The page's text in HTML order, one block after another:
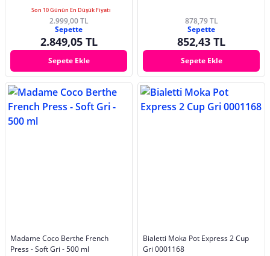
Son 10 Günün En Düşük Fiyatı
2.999,00 TL
Sepette
2.849,05 TL
Sepete Ekle
878,79 TL
Sepette
852,43 TL
Sepete Ekle
Madame Coco Berthe French
Press - Soft Gri - 500 ml
Bialetti Moka Pot Express 2 Cup
Gri 0001168